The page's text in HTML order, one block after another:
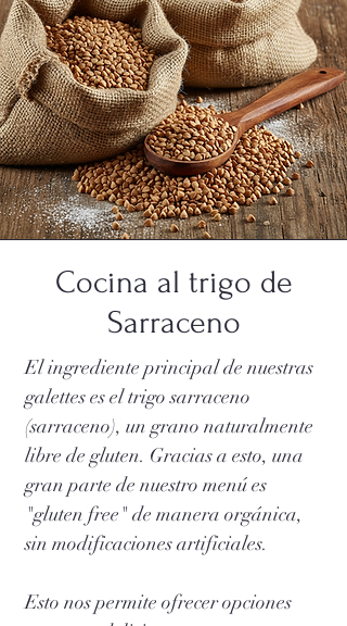
Cocina al trigo de
Sarraceno
El ingrediente principal de nuestras
galettes es el trigo sarraceno
(sarraceno), un grano naturalmente
libre de gluten. Gracias a esto, una
gran parte de nuestro menú es
"gluten free" de manera orgánica,
sin modificaciones artificiales.
Esto nos permite ofrecer opciones